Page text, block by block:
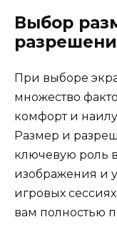
Выбор
При выборе
множество
комфорт и
Размер и
ключевую роль
изображения и
игровых
вам полностью